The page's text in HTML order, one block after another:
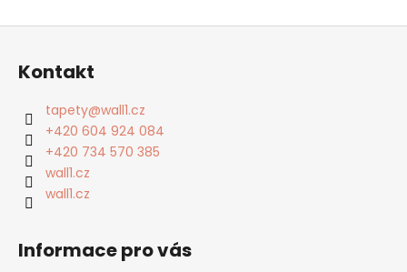
Z
Kontakt
tapety@wall1.cz
+420 604 924 084
+420 734 570 385
wall1.cz
wall1.cz
Informace pro vás